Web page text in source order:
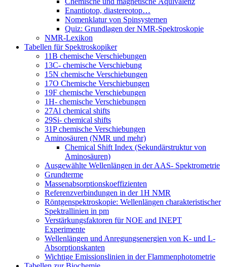
Enantiotop, diastereotop…
Nomenklatur von Spinsystemen
Quiz: Grundlagen der NMR-Spektroskopie
NMR-Lexikon
Tabellen für Spektroskopiker
11B chemische Verschiebungen
13C- chemische Verschiebung
15N chemische Verschiebungen
17O Chemische Verschiebungen
19F chemische Verschiebungen
1H- chemische Verschiebungen
27Al chemical shifts
29Si- chemical shifts
31P chemische Verschiebungen
Aminosäuren (NMR und mehr)
Chemical Shift Index (Sekundärstruktur von
Aminosäuren)
Ausgewählte Wellenlängen in der AAS- Spektrometrie
Grundterme
Massenabsorptionskoeffizienten
Referenzverbindungen in der 1H NMR
Röntgenspektroskopie: Wellenlängen charakteristischer
Spektrallinien in pm
Verstärkungsfaktoren für NOE and INEPT
Experimente
Wellenlängen und Anregungsenergien von K- und L-
Absorptionskanten
Wichtige Emissionslinien in der Flammenphotometrie